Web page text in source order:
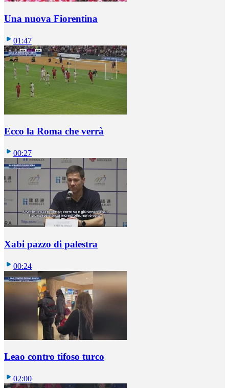
Una nuova Fiorentina
01:47
Ecco la Roma che verrà
00:27
Xabi pazzo di palestra
00:24
Leao contro tifoso turco
02:00